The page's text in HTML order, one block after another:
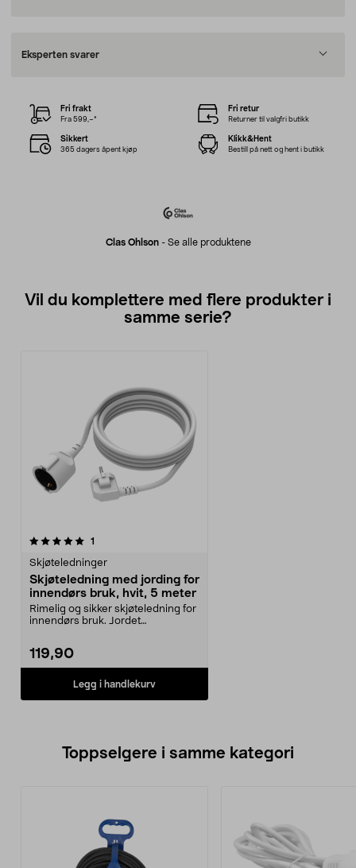
Eksperten svarer
Clas Ohlson- Se alle produktene
Fri frakt
Fra 599,–*
Fri retur
Returner til valgfri butikk
Sikkert
365 dagers åpent kjøp
Klikk&Hent
Bestill på nett og hent i butikk
Vil du komplettere med flere produkter i
samme serie?
1
Skjøteledninger
Skjøteledning med jording for
innendørs bruk, hvit, 5 meter
Rimelig og sikker skjøteledning for
innendørs bruk. Jordet
119,90
Legg i handlekurv
Toppselgere i samme kategori